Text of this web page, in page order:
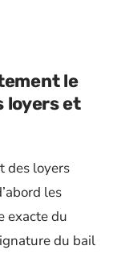
le
loyers et
des loyers
les
exacte du
du bail